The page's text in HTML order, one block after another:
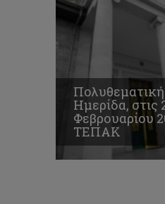
Ημερίδα, στις
Φεβρουαρίου
ΤΕΠΑΚ